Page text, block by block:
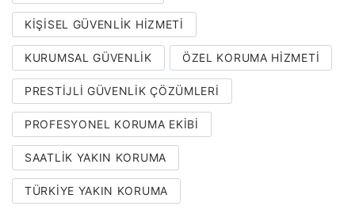
KIŞISEL GÜVENLIK HIZMETI
KURUMSAL GÜVENLIK ÖZEL KORUMA HIZMETI
PRESTIJLI GÜVENLIK ÇÖZÜMLERI
PROFESYONEL KORUMA EKIBI
SAATLIK YAKIN KORUMA
TÜRKIYE YAKIN KORUMA